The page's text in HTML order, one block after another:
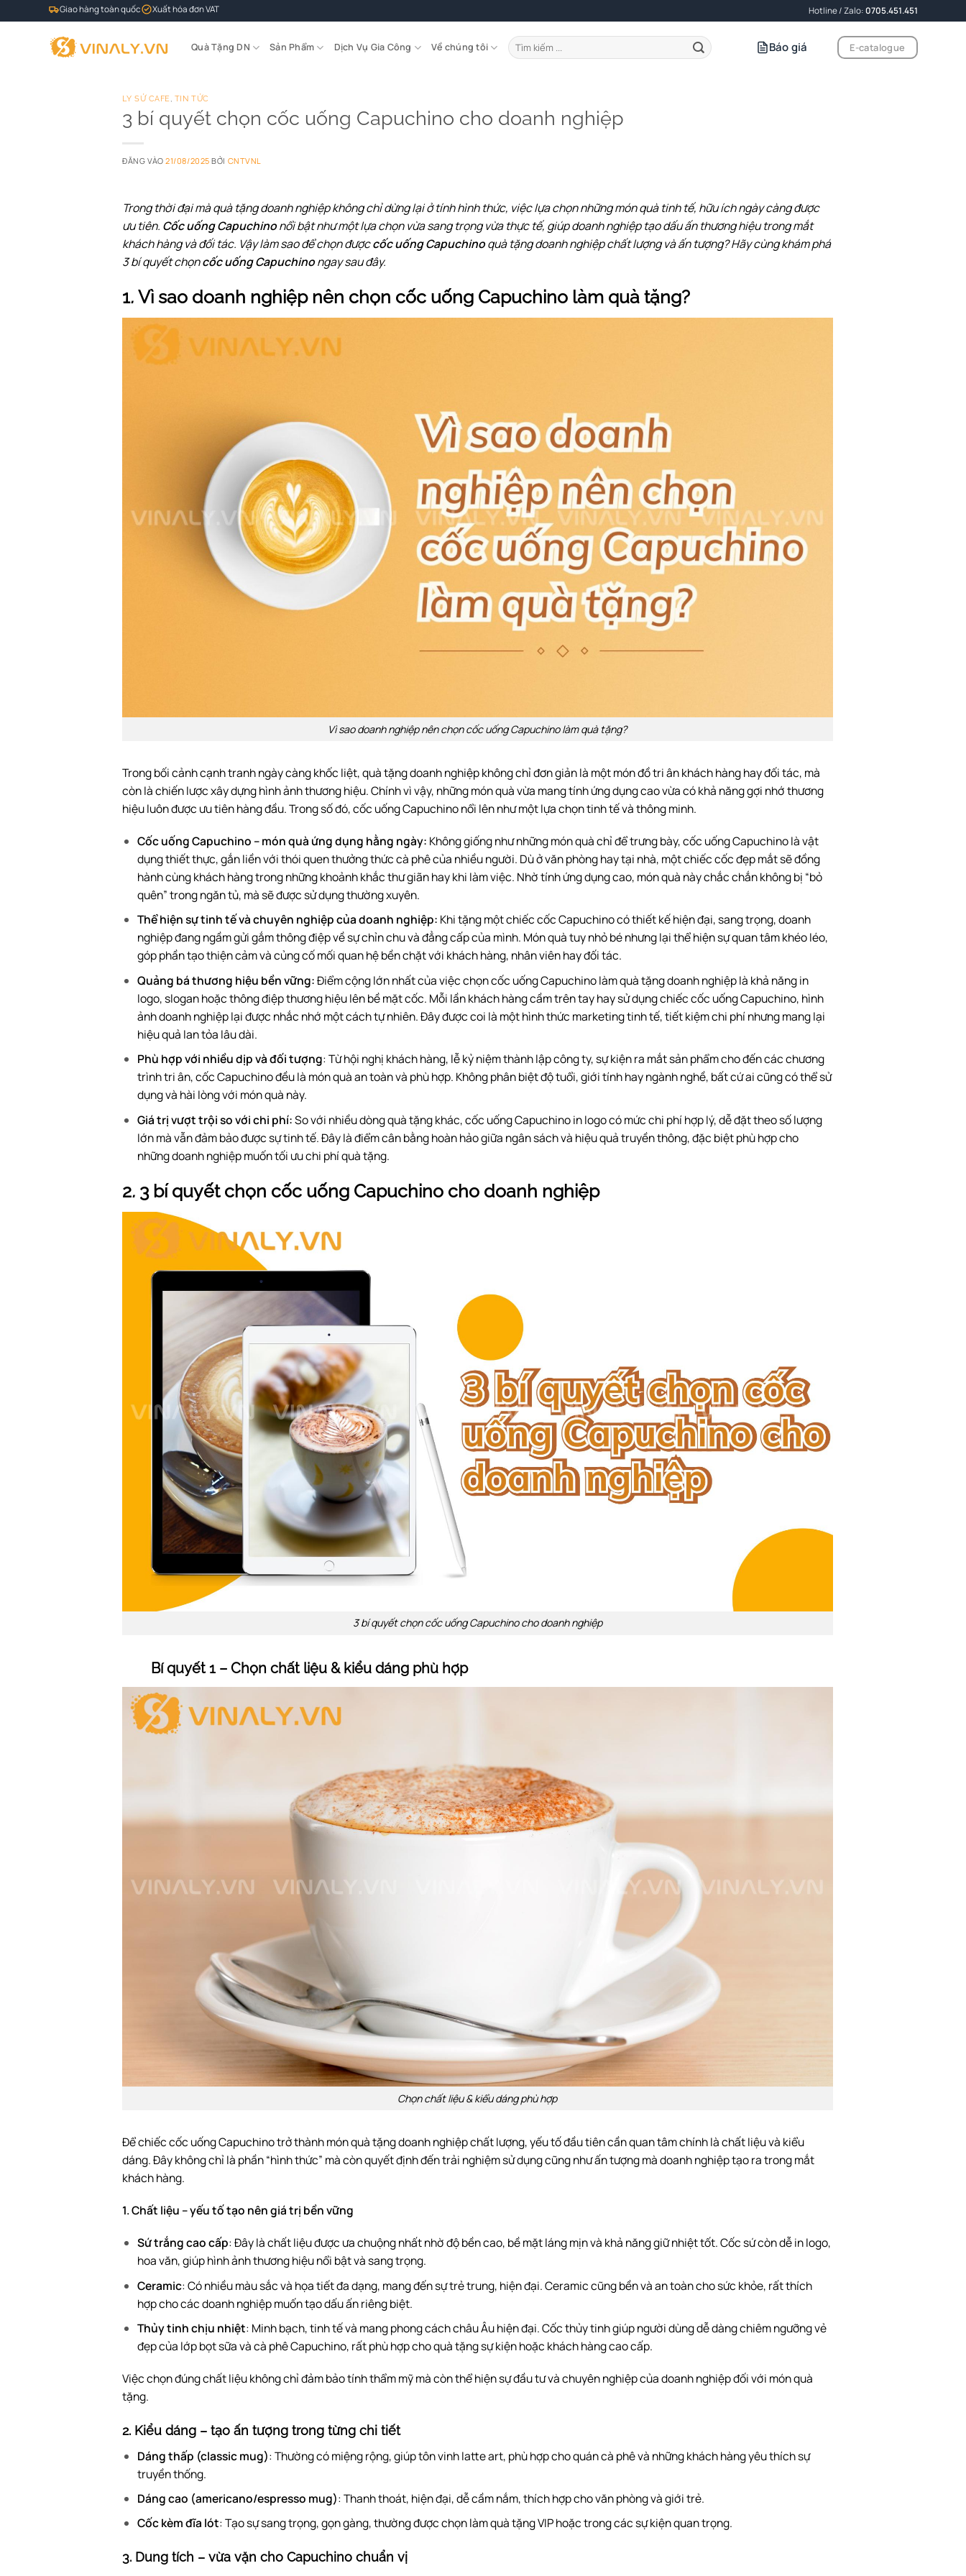
qua
Giao hàng toàn quốc Xuất hóa đơn VAT Hotline / Zalo:0705.451.451
Quà Tặng DN Sản Phẩm Dịch Vụ Gia Công Về chúng tôi
Tìm
kiếm:
Báo giá E-catalogue
LY SỨ CAFE, TIN TỨC
3 bí quyết chọn cốc uống Capuchino cho doanh nghiệp
ĐĂNG VÀO21/08/2025 BỞI CNTVNL
Trong thời đại mà quà tặng doanh nghiệp không chỉ dừng lại ở tính hình thức, việc lựa chọn những món quà tinh tế, hữu ích ngày càng được
ưu tiên. Cốc uống Capuchinonổi bật như một lựa chọn vừa sang trọng vừa thực tế, giúp doanh nghiệp tạo dấu ấn thương hiệu trong mắt
khách hàng và đối tác. Vậy làm sao để chọn đượccốc uống Capuchinoquà tặng doanh nghiệp chất lượng và ấn tượng? Hãy cùng khám phá
3 bí quyết chọncốc uống Capuchinongay sau đây.
1.Vì sao doanh nghiệp nên chọn cốc uống Capuchino làm quà tặng?
Vì sao doanh nghiệp nên chọn cốc uống Capuchino làm quà tặng?
Trong bối cảnh cạnh tranh ngày càng khốc liệt, quà tặng doanh nghiệp không chỉ đơn giản là một món đồ tri ân khách hàng hay đối tác, mà
còn là chiến lược xây dựng hình ảnh thương hiệu. Chính vì vậy, những món quà vừa mang tính ứng dụng cao vừa có khả năng gợi nhớ thương
hiệu luôn được ưu tiên hàng đầu. Trong số đó, cốc uống Capuchino nổi lên như một lựa chọn tinh tế và thông minh.
Cốc uống Capuchino – món quà ứng dụng hằng ngày: Không giống như những món quà chỉ để trưng bày, cốc uống Capuchino là vật
dụng thiết thực, gắn liền với thói quen thưởng thức cà phê của nhiều người. Dù ở văn phòng hay tại nhà, một chiếc cốc đẹp mắt sẽ đồng
hành cùng khách hàng trong những khoảnh khắc thư giãn hay khi làm việc. Nhờ tính ứng dụng cao, món quà này chắc chắn không bị “bỏ
quên” trong ngăn tủ, mà sẽ được sử dụng thường xuyên.
Thể hiện sự tinh tế và chuyên nghiệp của doanh nghiệp: Khi tặng một chiếc cốc Capuchino có thiết kế hiện đại, sang trọng, doanh
nghiệp đang ngầm gửi gắm thông điệp về sự chỉn chu và đẳng cấp của mình. Món quà tuy nhỏ bé nhưng lại thể hiện sự quan tâm khéo léo,
góp phần tạo thiện cảm và củng cố mối quan hệ bền chặt với khách hàng, nhân viên hay đối tác.
Quảng bá thương hiệu bền vững:Điểm cộng lớn nhất của việc chọn cốc uống Capuchino làm quà tặng doanh nghiệp là khả năng in
logo, slogan hoặc thông điệp thương hiệu lên bề mặt cốc. Mỗi lần khách hàng cầm trên tay hay sử dụng chiếc cốc uống Capuchino, hình
ảnh doanh nghiệp lại được nhắc nhớ một cách tự nhiên. Đây được coi là một hình thức marketing tinh tế, tiết kiệm chi phí nhưng mang lại
hiệu quả lan tỏa lâu dài.
Phù hợp với nhiều dịp và đối tượng: Từ hội nghị khách hàng, lễ kỷ niệm thành lập công ty, sự kiện ra mắt sản phẩm cho đến các chương
trình tri ân, cốc Capuchino đều là món quà an toàn và phù hợp. Không phân biệt độ tuổi, giới tính hay ngành nghề, bất cứ ai cũng có thể sử
dụng và hài lòng với món quà này.
Giá trị vượt trội so với chi phí:So với nhiều dòng quà tặng khác, cốc uống Capuchino in logo có mức chi phí hợp lý, dễ đặt theo số lượng
lớn mà vẫn đảm bảo được sự tinh tế. Đây là điểm cân bằng hoàn hảo giữa ngân sách và hiệu quả truyền thông, đặc biệt phù hợp cho
những doanh nghiệp muốn tối ưu chi phí quà tặng.
2. 3 bí quyết chọn cốc uống Capuchino cho doanh nghiệp
3 bí quyết chọn cốc uống Capuchino cho doanh nghiệp
Bí quyết 1 – Chọn chất liệu & kiểu dáng phù hợp
Chọn chất liệu & kiểu dáng phù hợp
Để chiếc cốc uống Capuchino trở thành món quà tặng doanh nghiệp chất lượng, yếu tố đầu tiên cần quan tâm chính là chất liệu và kiểu
dáng. Đây không chỉ là phần “hình thức” mà còn quyết định đến trải nghiệm sử dụng cũng như ấn tượng mà doanh nghiệp tạo ra trong mắt
khách hàng.
1. Chất liệu – yếu tố tạo nên giá trị bền vững
Sứ trắng cao cấp: Đây là chất liệu được ưa chuộng nhất nhờ độ bền cao, bề mặt láng mịn và khả năng giữ nhiệt tốt. Cốc sứ còn dễ in logo,
hoa văn, giúp hình ảnh thương hiệu nổi bật và sang trọng.
Ceramic: Có nhiều màu sắc và họa tiết đa dạng, mang đến sự trẻ trung, hiện đại. Ceramic cũng bền và an toàn cho sức khỏe, rất thích
hợp cho các doanh nghiệp muốn tạo dấu ấn riêng biệt.
Thủy tinh chịu nhiệt: Minh bạch, tinh tế và mang phong cách châu Âu hiện đại. Cốc thủy tinh giúp người dùng dễ dàng chiêm ngưỡng vẻ
đẹp của lớp bọt sữa và cà phê Capuchino, rất phù hợp cho quà tặng sự kiện hoặc khách hàng cao cấp.
Việc chọn đúng chất liệu không chỉ đảm bảo tính thẩm mỹ mà còn thể hiện sự đầu tư và chuyên nghiệp của doanh nghiệp đối với món quà
tặng.
2. Kiểu dáng – tạo ấn tượng trong từng chi tiết
Dáng thấp (classic mug): Thường có miệng rộng, giúp tôn vinh latte art, phù hợp cho quán cà phê và những khách hàng yêu thích sự
truyền thống.
Dáng cao (americano/espresso mug): Thanh thoát, hiện đại, dễ cầm nắm, thích hợp cho văn phòng và giới trẻ.
Cốc kèm đĩa lót: Tạo sự sang trọng, gọn gàng, thường được chọn làm quà tặng VIP hoặc trong các sự kiện quan trọng.
3. Dung tích – vừa vặn cho Capuchino chuẩn vị